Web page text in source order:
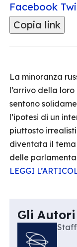
Facebook
Copia link
La minoranza
l’arrivo della
sentono
l’ipotesi di un
piuttosto
diventata il
delle
LEGGI
Gli Autori